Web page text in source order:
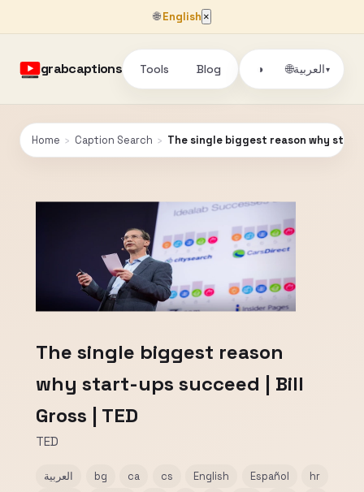
🌐English ×
grabcaptions Tools Blog ◑ 🌐العربية▾
Home › Caption Search › The single biggest reason why start-
The single biggest reason
why start-ups succeed | Bill
Gross | TED
TED
العربية bg ca cs English Español
hr